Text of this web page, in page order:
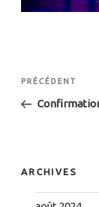
Navigation
l’article
Article
précédent
PRÉCÉDENT
ARCHIVES